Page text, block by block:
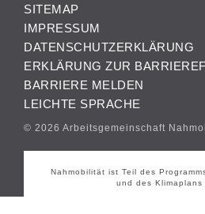
SITEMAP
IMPRESSUM
DATENSCHUTZERKLÄRUNG
ERKLÄRUNG ZUR
BARRIERE MELDEN
LEICHTE SPRACHE
© 2026 Arbeitsgemeinschaft
Nahmobilität ist Teil des
und des Klimaplans